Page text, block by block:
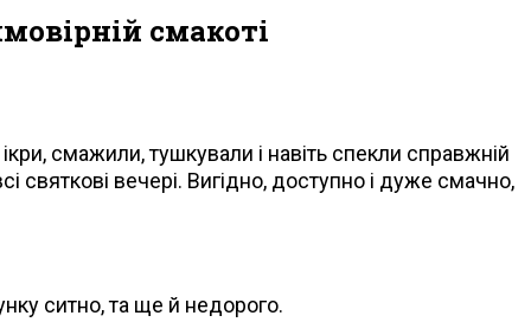
смакоті
смажили, тушкували і навіть спекли справжній
святкові вечері. Вигідно, доступно і дуже смачно,
ситно, та ще й недорого.